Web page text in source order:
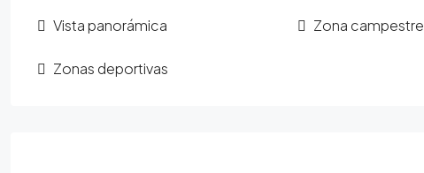
Vista panorámica Zona campestre
Zonas deportivas